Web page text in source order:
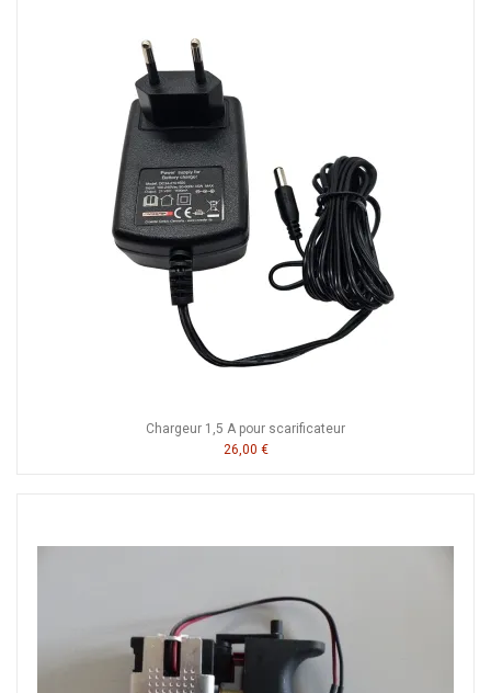
Chargeur 1,5 A pour scarificateur
26,00 €